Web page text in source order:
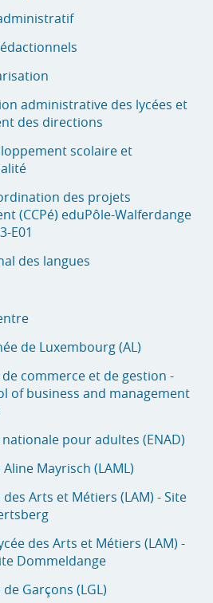
administrative des lycées et
des directions
scolaire et
des projets
(CCPé) eduPôle-Walferdange
E01
des langues
de Luxembourg (AL)
de commerce et de gestion -
of business and management
nationale pour adultes (ENAD)
Aline Mayrisch (LAML)
des Arts et Métiers (LAM) - Site
des Arts et Métiers (LAM) -
Dommeldange
de Garçons (LGL)